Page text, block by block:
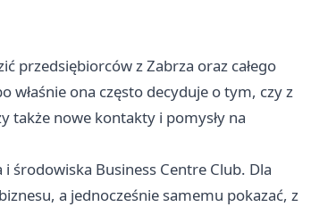
przedsiębiorców z Zabrza oraz całego
ona często decyduje o tym, czy z
także nowe kontakty i pomysły na
środowiska Business Centre Club. Dla
a jednocześnie samemu pokazać, z